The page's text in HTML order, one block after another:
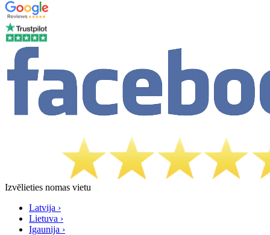
Izvēlieties nomas vietu
Latvijа ›
Lietuva ›
Igaunija ›